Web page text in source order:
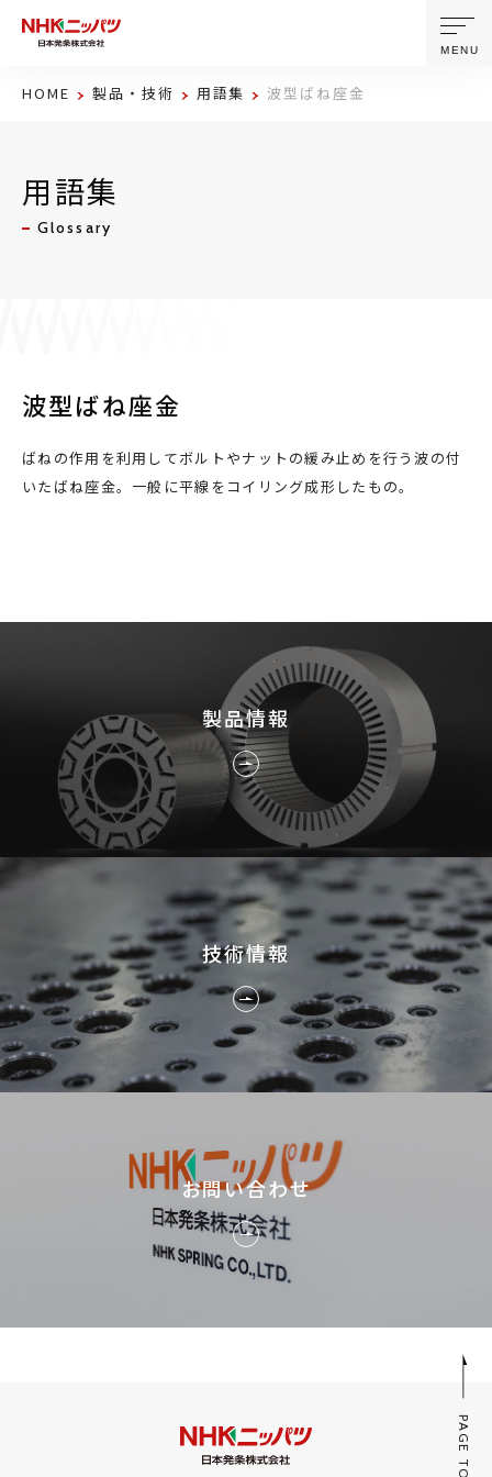
お問い合わせ
製品・技術
サステナビリティ
株主・投資家情報
MENU
HOME 製品・技術 用語集 波型ばね座金
用語集
Glossary
波型ばね座金
ばねの作用を利用してボルトやナットの緩み止めを行う波の付
いたばね座金。一般に平線をコイリング成形したもの。
製品情報
技術情報
お問い合わせ
PAGE TOP